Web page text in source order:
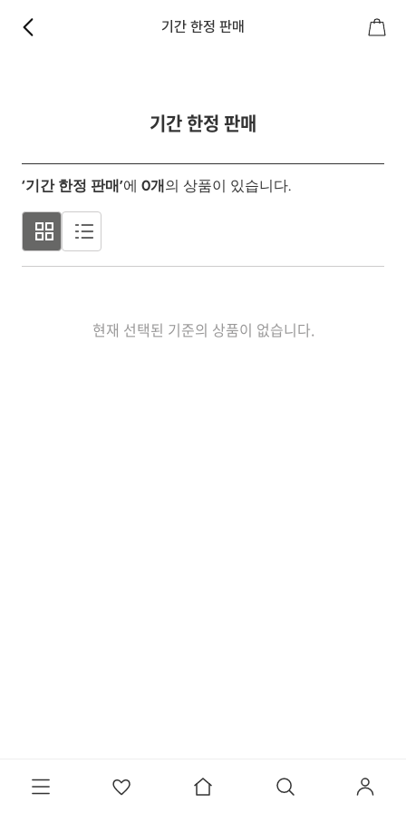
기간 한정 판매
기간 한정 판매
‘기간 한정 판매’에 0개의 상품이 있습니다.
현재 선택된 기준의 상품이 없습니다.